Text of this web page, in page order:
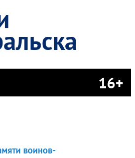
16+
воинов-